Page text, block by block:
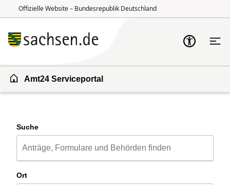
Offizielle Website – Bundesrepublik Deutschland
Amt24 Serviceportal
Suche
Ort